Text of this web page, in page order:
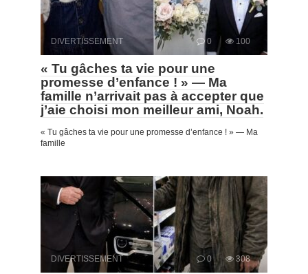
DIVERTISSEMENT 0 100
« Tu gâches ta vie pour une
promesse d’enfance ! » — Ma
famille n’arrivait pas à accepter que
j’aie choisi mon meilleur ami, Noah.
« Tu gâches ta vie pour une promesse d’enfance ! » — Ma
famille
DIVERTISSEMENT 0 308